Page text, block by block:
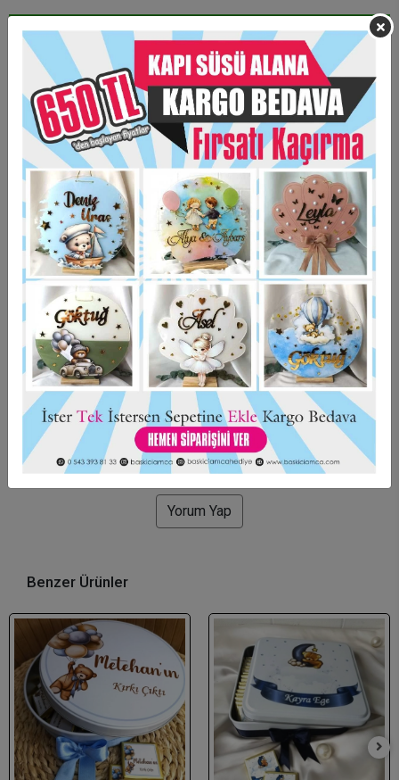
WHATSAPP İLE SİPARİŞ VER
Ürün Özellikleri
Size özel tasarımlarla hazırlanmaktadır.
Taksit Seçenekleri
Garanti Ve Teslimat
Hızlı Gönderi Güvenli Alışveriş İade ve Değişim
Bu ürün için henüz yorum yapılmadı.
Yorum Yap
Benzer Ürünler